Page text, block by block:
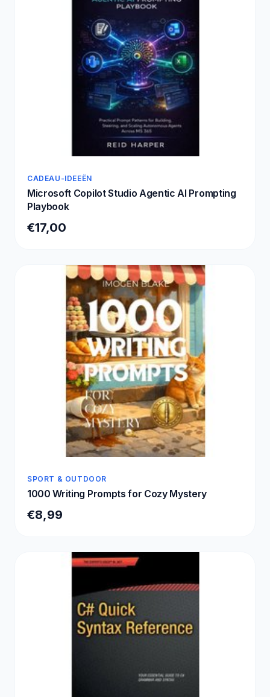
CADEAU-IDEEËN
Microsoft Copilot Studio Agentic AI Prompting
Playbook
€17,00
SPORT & OUTDOOR
1000 Writing Prompts for Cozy Mystery
€8,99